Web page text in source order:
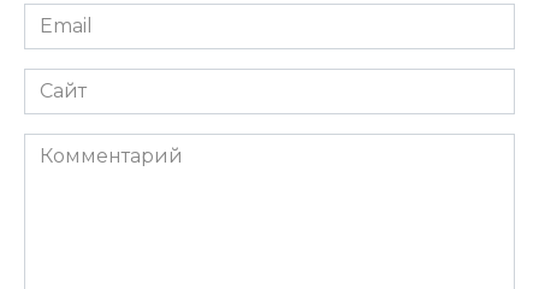
Email
*
Сайт
Комментарий